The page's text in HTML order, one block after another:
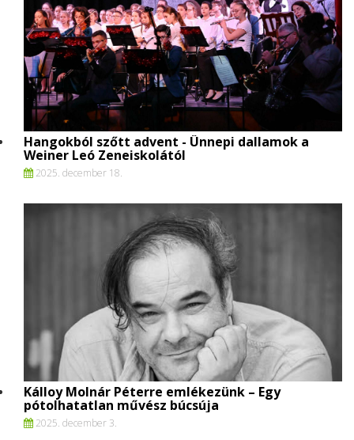
Hangokból szőtt advent - Ünnepi dallamok a
Weiner Leó Zeneiskolától
2025. december 18.
Kálloy Molnár Péterre emlékezünk – Egy
pótolhatatlan művész búcsúja
2025. december 3.